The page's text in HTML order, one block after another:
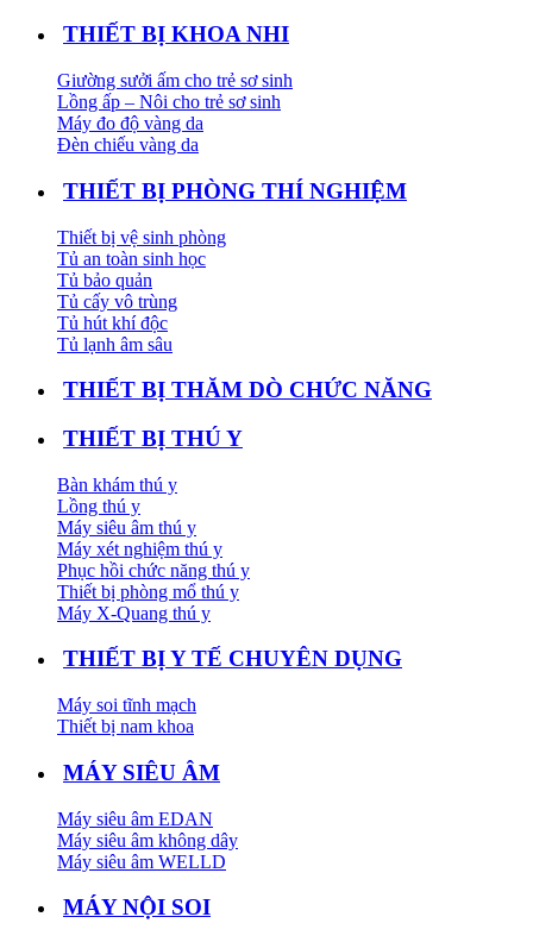
THIẾT BỊ KHOA NHI
Giường sưởi ấm cho trẻ sơ sinh
Lồng ấp – Nôi cho trẻ sơ sinh
Máy đo độ vàng da
Đèn chiếu vàng da
THIẾT BỊ PHÒNG THÍ NGHIỆM
Thiết bị vệ sinh phòng
Tủ an toàn sinh học
Tủ bảo quản
Tủ cấy vô trùng
Tủ hút khí độc
Tủ lạnh âm sâu
THIẾT BỊ THĂM DÒ CHỨC NĂNG
THIẾT BỊ THÚ Y
Bàn khám thú y
Lồng thú y
Máy siêu âm thú y
Máy xét nghiệm thú y
Phục hồi chức năng thú y
Thiết bị phòng mổ thú y
Máy X-Quang thú y
THIẾT BỊ Y TẾ CHUYÊN DỤNG
Máy soi tĩnh mạch
Thiết bị nam khoa
MÁY SIÊU ÂM
Máy siêu âm EDAN
Máy siêu âm không dây
Máy siêu âm WELLD
MÁY NỘI SOI